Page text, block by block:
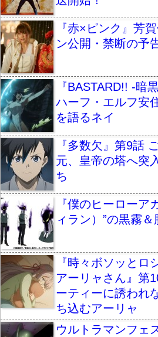
『赤×ピンク』芳
ン公開・禁断の予
『BASTARD!! -暗
ハーフ・エルフ安
を語るネイ
『多数欠』第9話
元、皇帝の塔へ突
ち
『僕のヒーローア
ィラン）”の黒霧＆
『時々ボソッとロ
アーリャさん』第
ーティーに誘われ
ち込むアーリャ
ウルトラマンフェ